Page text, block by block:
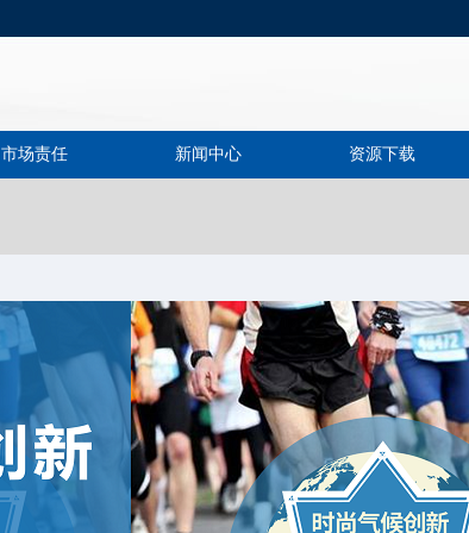
市场责任 新闻中心 资源下载